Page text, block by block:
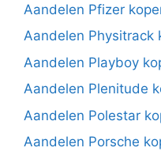
Aandelen Pfizer
Aandelen Physitrack
Aandelen Playboy
Aandelen Plenitude
Aandelen Polestar
Aandelen Porsche